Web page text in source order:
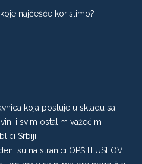
najčešće koristimo?
koja posluje u skladu sa
i svim ostalim važećim
Srbiji.
su na stranici OPŠTI USLOVI